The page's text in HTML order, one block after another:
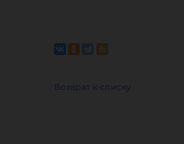
Возврат к списку